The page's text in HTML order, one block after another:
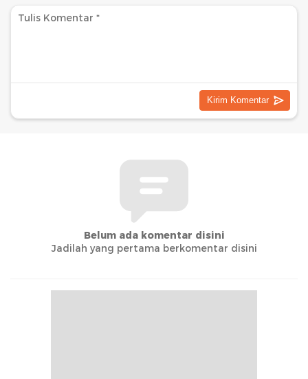
Belum ada komentar disini
Jadilah yang pertama berkomentar disini